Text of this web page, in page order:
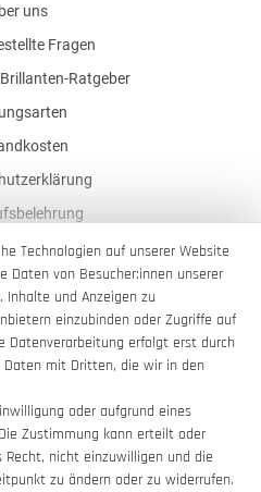
uns
Fragen
Ratgeber
AGB
widerrufen
Technologien auf unserer Website
Daten von Besucher:innen unserer
Inhalte und Anzeigen zu
einzubinden oder Zugriffe auf
Datenverarbeitung erfolgt erst durch
mit Dritten, die wir in den
oder aufgrund eines
Zustimmung kann erteilt oder
nicht einzuwilligen und die
zu ändern oder zu widerrufen.